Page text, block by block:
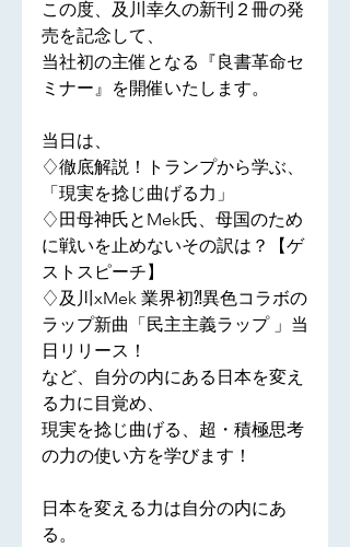
この度、及川幸久の新刊２冊の発
売を記念して、
当社初の主催となる『良書革命セ
ミナー』を開催いたします。
当日は、
♢徹底解説！トランプから学ぶ、
「現実を捻じ曲げる力」
♢田母神氏とMek氏、母国のため
に戦いを止めないその訳は？【ゲ
ストスピーチ】
♢及川xMek 業界初⁈異色コラボの
ラップ新曲「民主主義ラップ 」当
日リリース！
など、自分の内にある日本を変え
る力に目覚め、
現実を捻じ曲げる、超・積極思考
の力の使い方を学びます！
日本を変える力は自分の内にあ
る。